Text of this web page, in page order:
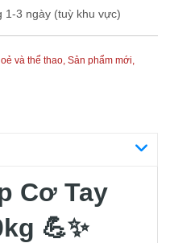
1-3 ngày (tuỳ khu vực)
và thể thao, Sản phẩm mới,
Cơ Tay
💪✨